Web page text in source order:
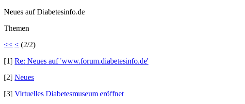
Neues auf Diabetesinfo.de
Themen
<< < (2/2)
[1] Re: Neues auf 'www.forum.diabetesinfo.de'
[2] Neues
[3] Virtuelles Diabetesmuseum eröffnet